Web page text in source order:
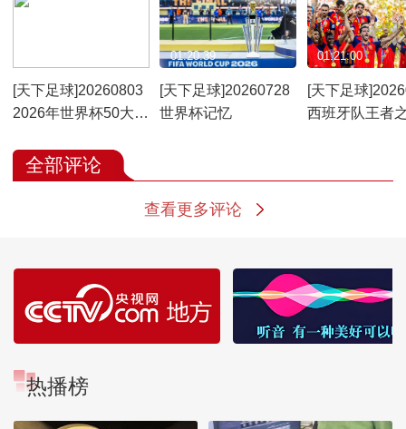
[天下足球]20260803
2026年世界杯50大名
[天下足球]20260728
世界杯记忆
01:20:39
[天下足球
西班牙队王者
01:21:00
全部评论
查看更多评论
热播榜